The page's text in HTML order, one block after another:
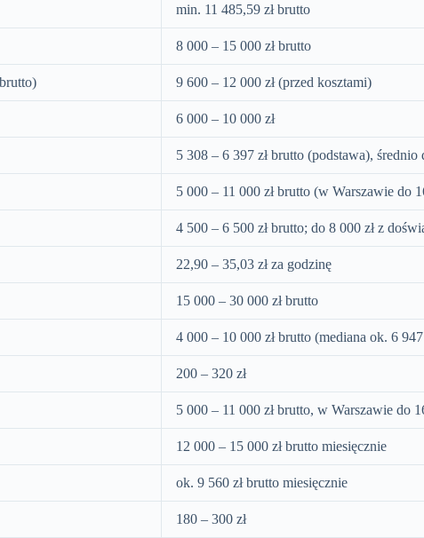
min. 11 485,59 zł brutto
8 000 – 15 000 zł brutto
9 600 – 12 000 zł (przed kosztami)
6 000 – 10 000 zł
5 308 – 6 397 zł brutto (podstawa), średnio
5 000 – 11 000 zł brutto (w Warszawie do
4 500 – 6 500 zł brutto; do 8 000 zł z
22,90 – 35,03 zł za godzinę
15 000 – 30 000 zł brutto
4 000 – 10 000 zł brutto (mediana ok. 6 947
200 – 320 zł
5 000 – 11 000 zł brutto, w Warszawie do
12 000 – 15 000 zł brutto miesięcznie
ok. 9 560 zł brutto miesięcznie
180 – 300 zł